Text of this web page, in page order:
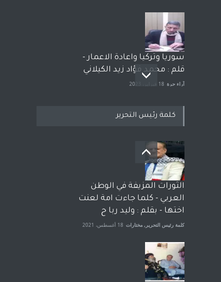
سوريا وتركيا واعادة الاعمار -
قلم : محمد فؤاد زيد الكيلاني
آراء حرة 18 فبراير، 2023
بعد معارك قضائية طاحنة كتب
وترافع فيها بنفسه مرة اخرى..
الشيخ طارق يوسف يقهر
الحكومة الأمريكية ، فأعطوه
الجنسية عن يد وهم صاغرون،
آراء حرة مختارات 7 أبريل، 2023
كلمة رئيس التحرير
الثورات المزيفة في الوطن
العربي - كلما جاءت امة لعنت
اختها - بقلم : وليد ربا ح
كلمة رئيس التحرير , مختارات 18 أغسطس، 2021